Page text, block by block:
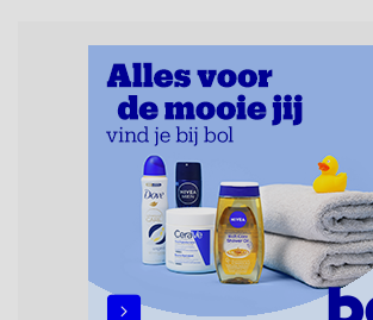
zonder afspraak terecht kunt. De
kunnen uw haren wassen, knippen,
maar ook helpen met extensions,
opsteken, weave, een
permanent, een bruidkapsel, make-up
epileren, schoonheidsbehandelingen,
een baard en pruiken. U kunt de
filteren met behulp van de